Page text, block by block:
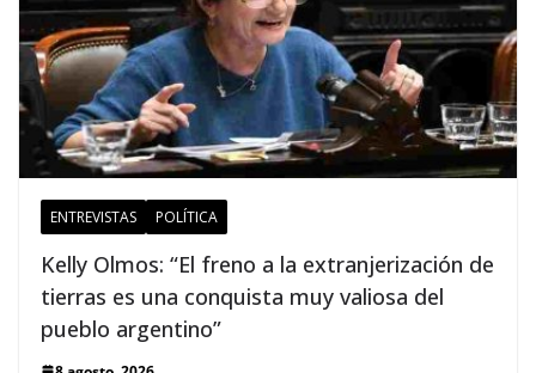
ENTREVISTAS POLÍTICA
Kelly Olmos: “El freno a la extranjerización de
tierras es una conquista muy valiosa del
pueblo argentino”